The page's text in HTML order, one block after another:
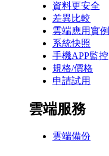
資料更安全
差異比較
雲端應用實例
系統快照
手機APP監控
規格/價格
申請試用
雲端服務
雲端備份